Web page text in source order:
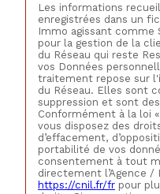
Les informations
enregistrées dans un
Immo agissant
pour la gestion de la
du Réseau qui reste
vos Données
traitement repose sur
du Réseau. Elles sont
suppression et sont
Conformément à la loi
vous disposez des
d’effacement,
portabilité de vos
consentement à tout
directement l’Agence /
https://cnil.fr/fr pour